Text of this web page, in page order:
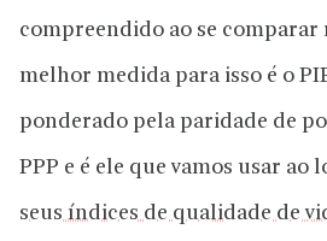
compreendido ao se comparar
melhor medida para isso é o
ponderado pela paridade de
PPP e é ele que vamos usar ao
seus índices de qualidade de